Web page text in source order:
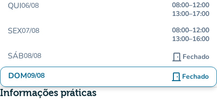
QUI06/08 08:00–12:00
13:00–17:00
SEX07/08 08:00–12:00
13:00–16:00
SÁB08/08 door_front Fechado
DOM09/08 door_front Fechado
Informações práticas